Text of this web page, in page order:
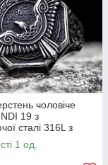
чоловіче
19 з
сталі 316L з
1 од.